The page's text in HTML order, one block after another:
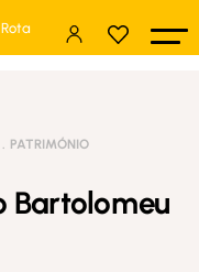
PATRIMÓNIO
Bartolomeu